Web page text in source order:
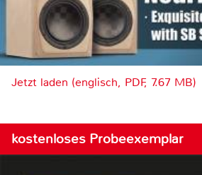
Jetzt laden (englisch, PDF, 7.67 MB)
kostenloses Probeexemplar